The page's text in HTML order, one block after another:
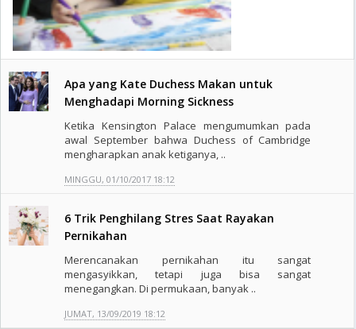
Apa yang Kate Duchess Makan untuk
Menghadapi Morning Sickness
Ketika Kensington Palace mengumumkan pada
awal September bahwa Duchess of Cambridge
mengharapkan anak ketiganya, ..
MINGGU, 01/10/2017 18:12
6 Trik Penghilang Stres Saat Rayakan
Pernikahan
Merencanakan pernikahan itu sangat
mengasyikkan, tetapi juga bisa sangat
menegangkan. Di permukaan, banyak ..
JUMAT, 13/09/2019 18:12